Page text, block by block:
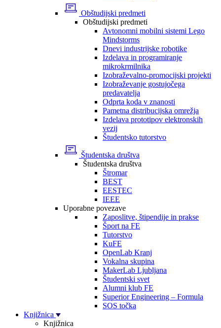
Obštudijski predmeti
Obštudijski predmeti
Avtonomni mobilni sistemi Lego
Mindstorms
Dnevi industrijske robotike
Izdelava in programiranje
mikrokrmilnika
Izobraževalno-promocijski projekti
Izobraževanje gostujočega
predavatelja
Odprta koda v znanosti
Pametna distribucijska omrežja
Izdelava prototipov elektronskih
vezij
Študentsko tutorstvo
Študentska društva
Študentska društva
Štromar
BEST
EESTEC
IEEE
Uporabne povezave
Zaposlitve, štipendije in prakse
Šport na FE
Tutorstvo
KuFE
OpenLab Kranj
Vokalna skupina
MakerLab Ljubljana
Študentski svet
Alumni klub FE
Superior Engineering – Formula
SOS točka
Knjižnica
Knjižnica